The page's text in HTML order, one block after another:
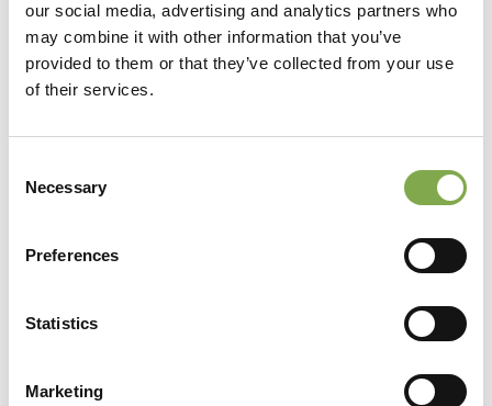
our social media, advertising and analytics partners who
may combine it with other information that you’ve
provided to them or that they’ve collected from your use
of their services.
Selection
Necessary
Preferences
Statistics
Marketing
vigneti a due passi dal mare e un’atmosfera
rilassata d’altri tempi. Nella seconda metà
dell’Ottocento vi si insediarono i Florio, ricca
della piccola isola un salotto mondano, meta di
Favignana
Peculiarità di Favignana è la presenza di cave